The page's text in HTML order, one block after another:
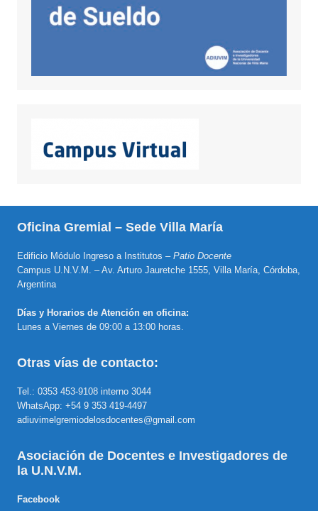
Oficina Gremial – Sede Villa María
Edificio Módulo Ingreso a Institutos – Patio Docente
Campus U.N.V.M. – Av. Arturo Jauretche 1555, Villa María, Córdoba,
Argentina
Días y Horarios de Atención en oficina:
Lunes a Viernes de 09:00 a 13:00 horas.
Otras vías de contacto:
Tel.: 0353 453-9108 interno 3044
WhatsApp: +54 9 353 419-4497
adiuvimelgremiodelosdocentes@gmail.com
Asociación de Docentes e Investigadores de
la U.N.V.M.
Facebook